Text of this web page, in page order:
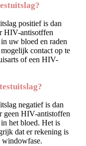
positief is dan
HIV-antisotffen
uw bloed en raden
contact op te
of een HIV-
negatief is dan
geen HIV-antistoffen
het bloed. Het is
dat er rekening is
windowfase.